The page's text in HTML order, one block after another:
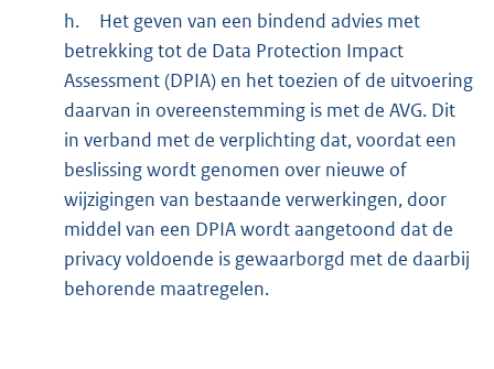
h.
Het geven van een bindend advies met
betrekking tot de Data Protection Impact
Assessment (DPIA) en het toezien of de uitvoering
daarvan in overeenstemming is met de AVG. Dit
in verband met de verplichting dat, voordat een
beslissing wordt genomen over nieuwe of
wijzigingen van bestaande verwerkingen, door
middel van een DPIA wordt aangetoond dat de
privacy voldoende is gewaarborgd met de daarbij
behorende maatregelen.